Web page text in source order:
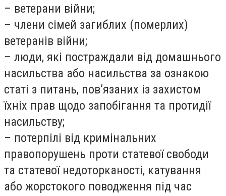
– ветерани війни;
– члени сімей загиблих (померлих)
ветеранів війни;
– люди, які постраждали від домашнього
насильства або насильства за ознакою
статі з питань, пов’язаних із захистом
їхніх прав щодо запобігання та протидії
насильству;
– потерпілі від кримінальних
правопорушень проти статевої свободи
та статевої недоторканості, катування
або жорстокого поводження під час